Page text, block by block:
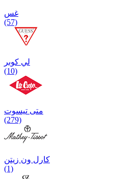
غس
(57)
لي كوبر
(10)
متی تیسوت
(279)
کارل ون زیتن
(1)